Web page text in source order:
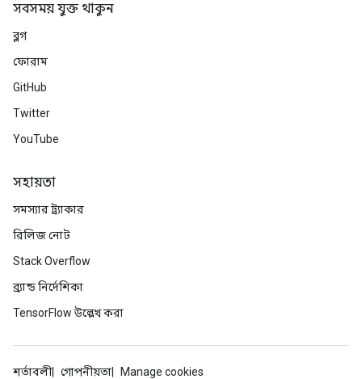
সবসময় যুক্ত থাকুন
ব্লগ
ফোরাম
GitHub
Twitter
YouTube
সহায়তা
সমস্যার ট্র্যাকার
রিলিজ নোট
Stack Overflow
ব্র্যান্ড নির্দেশিকা
TensorFlow উল্লেখ করা
শর্তাবলী গোপনীয়তা
Manage cookies